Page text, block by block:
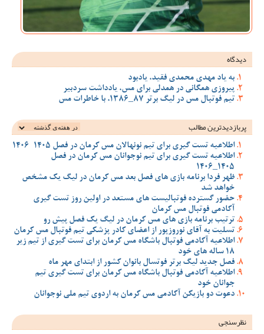
دیدگاه
به یاد مهدی محمدی فقید، یادبود
پیروزی همگانی در همدلی برای مس، یادداشت سردبیر
تیم فوتبال مس در لیگ برتر 87_1386، با خاطرات مس
پربازدیدترین‌ مطالب
اطلاعیه تست گیری برای تیم نونهالان مس کرمان در فصل 1405-1406
اطلاعیه تست گیری برای تیم نوجوانان مس کرمان در فصل
1405_1406
ظهر فردا برنامه بازی های فصل بعد مس کرمان در لیگ یک مشخص
خواهد شد
حضور گسترده فوتبالیست های مستعد در اولین روز تست گیری
آکادمی فوتبال مس کرمان
ترتیب برنامه بازی های مس کرمان در لیگ یک فصل پیش رو
تسلیت به آقای نوروزپور از اعضای کادر پزشکی تیم فوتبال مس کرمان
اطلاعیه آکادمی فوتبال باشگاه مس کرمان برای تست گیری از تیم زیر
18 ساله های خود
فصل جدید لیگ برتر فوتسال بانوان کشور از ابتدای مهر ماه
اطلاعیه آکادمی فوتبال باشگاه مس کرمان برای تست گیری تیم
جوانان خود
دعوت دو بازیکن آکادمی مس کرمان به اردوی تیم ملی نوجوانان
نظرسنجی